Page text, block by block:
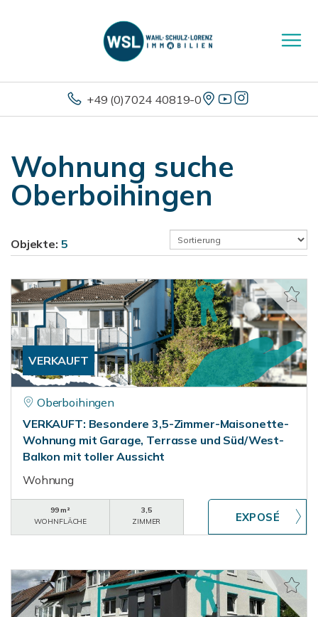
+49 (0)7024 40819-0
Wohnung suche
Oberboihingen
Objekte: 5
VERKAUFT
Oberboihingen
VERKAUFT: Besondere 3,5-Zimmer-Maisonette-
Wohnung mit Garage, Terrasse und Süd/West-
Balkon mit toller Aussicht
Wohnung
99 m²
WOHNFLÄCHE
3,5
ZIMMER